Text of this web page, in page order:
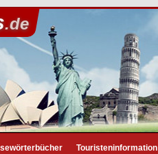
.de
Touristeninformation